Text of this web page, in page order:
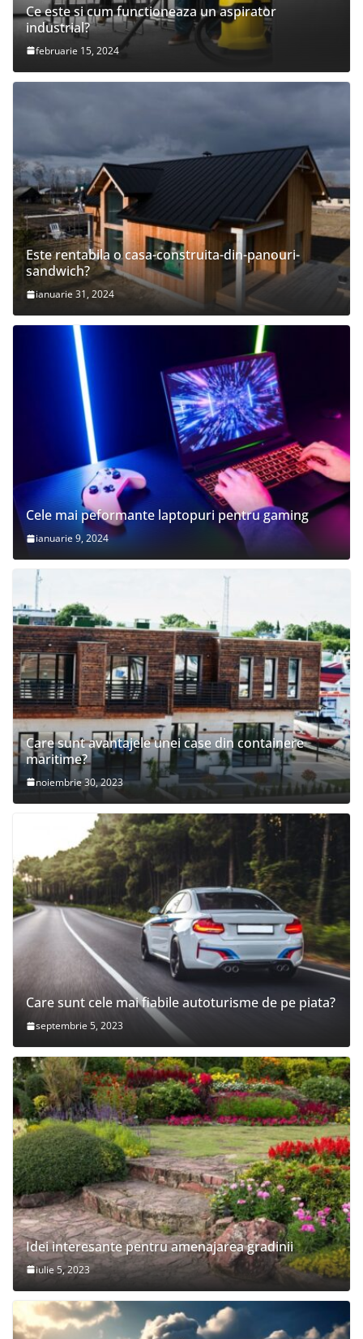
Ce este si cum functioneaza un aspirator
industrial?
februarie 15, 2024
Este rentabila o casa-construita-din-panouri-
sandwich?
ianuarie 31, 2024
Cele mai peformante laptopuri pentru gaming
ianuarie 9, 2024
Care sunt avantajele unei case din containere
maritime?
noiembrie 30, 2023
Care sunt cele mai fiabile autoturisme de pe piata?
septembrie 5, 2023
Idei interesante pentru amenajarea gradinii
iulie 5, 2023